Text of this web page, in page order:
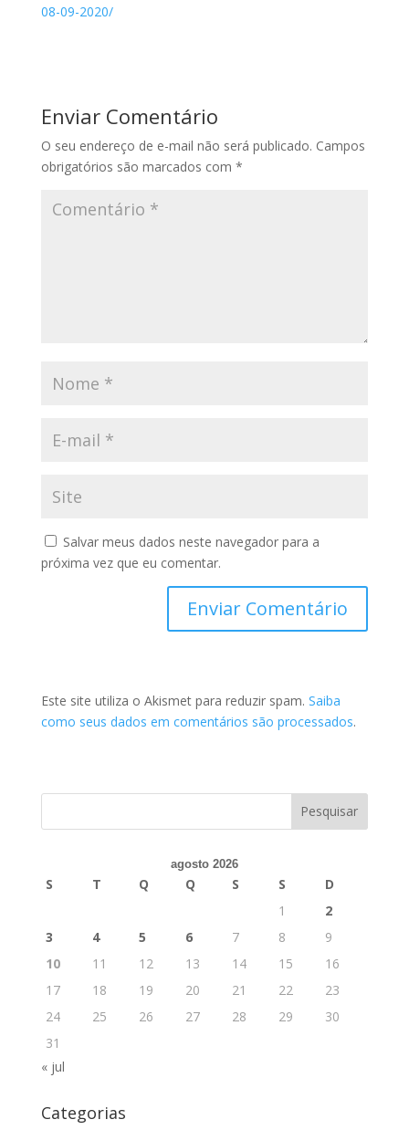
08-09-2020/
Enviar Comentário
O seu endereço de e-mail não será publicado. Campos
obrigatórios são marcados com *
Salvar meus dados neste navegador para a
próxima vez que eu comentar.
Este site utiliza o Akismet para reduzir spam. Saiba
como seus dados em comentários são processados.
agosto 2026
S T Q Q S S
D
1
2
3
4 5 6 7 8
9
10
11 12 13 14 15
16
17
18 19 20 21 22
23
24
25 26 27 28 29
30
31
« jul
Categorias